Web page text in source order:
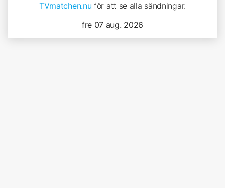
TVmatchen.nu för att se alla sändningar.
fre 07 aug. 2026